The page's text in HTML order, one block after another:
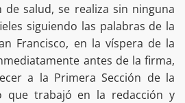
salud, se realiza sin ninguna
siguiendo las palabras de la
Francisco, en la víspera de la
antes de la firma,
a la Primera Sección de la
que trabajó en la redacción y